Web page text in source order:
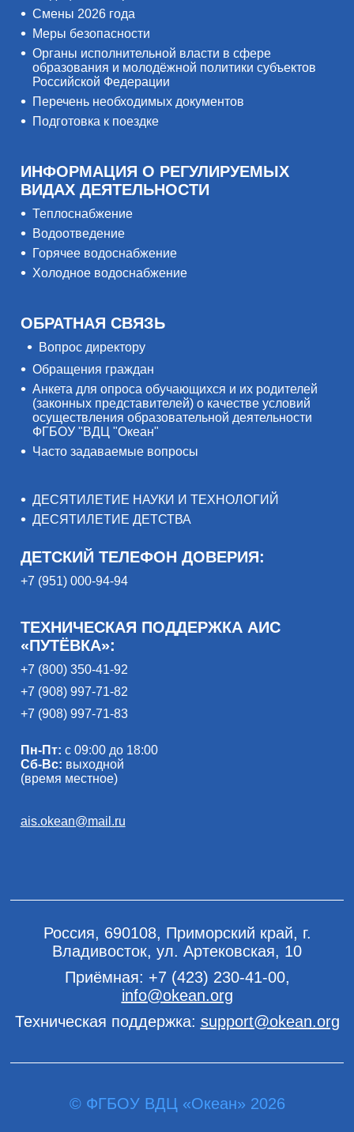
Смены 2026 года
Меры безопасности
Органы исполнительной власти в сфере
образования и молодёжной политики субъектов
Российской Федерации
Перечень необходимых документов
Подготовка к поездке
ИНФОРМАЦИЯ О РЕГУЛИРУЕМЫХ
ВИДАХ ДЕЯТЕЛЬНОСТИ
Теплоснабжение
Водоотведение
Горячее водоснабжение
Холодное водоснабжение
ОБРАТНАЯ СВЯЗЬ
Вопрос директору
Обращения граждан
Анкета для опроса обучающихся и их родителей
(законных представителей) о качестве условий
осуществления образовательной деятельности
ФГБОУ "ВДЦ "Океан"
Часто задаваемые вопросы
ДЕСЯТИЛЕТИЕ НАУКИ И ТЕХНОЛОГИЙ
ДЕСЯТИЛЕТИЕ ДЕТСТВА
ДЕТСКИЙ ТЕЛЕФОН ДОВЕРИЯ:
+7 (951) 000-94-94
ТЕХНИЧЕСКАЯ ПОДДЕРЖКА АИС
«ПУТЁВКА»:
+7 (800) 350-41-92
+7 (908) 997-71-82
+7 (908) 997-71-83
Пн-Пт: с 09:00 до 18:00
Сб-Вс: выходной
(время местное)
ais.okean@mail.ru
Россия, 690108, Приморский край, г.
Владивосток, ул. Артековская, 10
Приёмная: +7 (423) 230-41-00,
info@okean.org
Техническая поддержка: support@okean.org
© ФГБОУ ВДЦ «Океан» 2026